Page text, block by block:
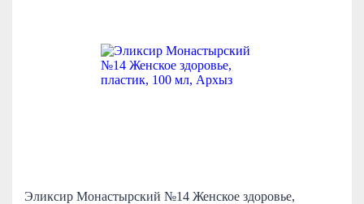
Эликсир Монастырский №14 Женское здоровье,